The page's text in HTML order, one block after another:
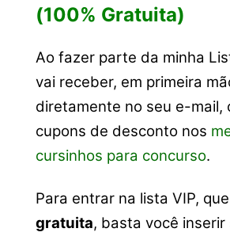
(100% Gratuita)
Ao fazer parte da minha
vai receber, em primeira
diretamente no seu e-mail,
cupons de desconto nos
cursinhos para concurso.
Para entrar na lista VIP,
gratuita, basta você inserir